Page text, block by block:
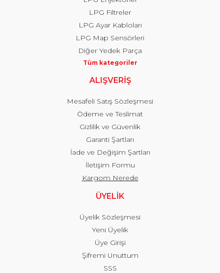
LPG Filtreler
LPG Ayar Kabloları
LPG Map Sensörleri
Diğer Yedek Parça
Tüm kategoriler
ALIŞVERİŞ
Mesafeli Satış Sözleşmesi
Ödeme ve Teslimat
Gizlilik ve Güvenlik
Garanti Şartları
İade ve Değişim Şartları
İletişim Formu
Kargom Nerede
ÜYELİK
Üyelik Sözleşmesi
Yeni Üyelik
Üye Girişi
Şifremi Unuttum
SSS